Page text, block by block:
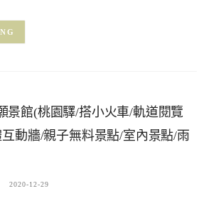
景館(桃園驛/搭小火車/軌道閱覽
動牆/親子無料景點/室內景點/雨
2020-12-29